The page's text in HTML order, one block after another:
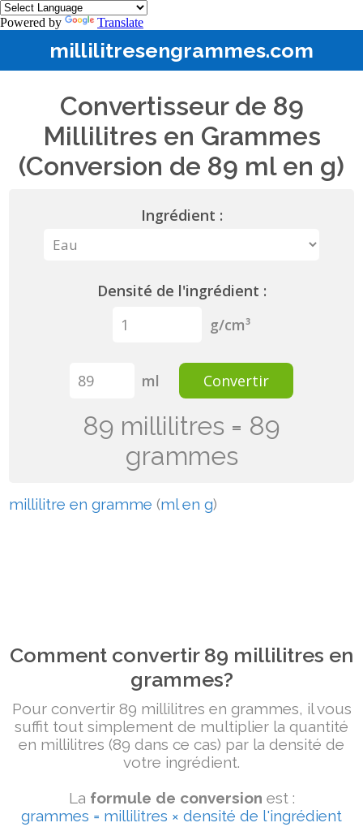
Powered by Translate
millilitresengrammes.com
Convertisseur de 89
Millilitres en Grammes
(Conversion de 89 ml en g)
Ingrédient :
Densité de l'ingrédient :
g/cm³
ml Convertir
89 millilitres = 89
grammes
millilitre en gramme (ml en g)
Comment convertir 89 millilitres en
grammes?
Pour convertir 89 millilitres en grammes, il vous
suffit tout simplement de multiplier la quantité
en millilitres (89 dans ce cas) par la densité de
votre ingrédient.
La formule de conversion est :
grammes = millilitres × densité de l'ingrédient